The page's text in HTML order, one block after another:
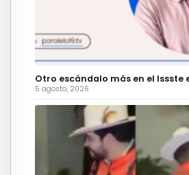
Otro escándalo más en el Issste
5 agosto, 2026